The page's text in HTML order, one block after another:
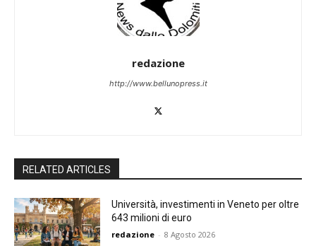
redazione
http://www.bellunopress.it
RELATED ARTICLES
Università, investimenti in Veneto per oltre
643 milioni di euro
redazione - 8 Agosto 2026